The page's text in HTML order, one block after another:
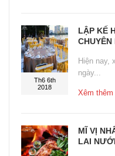
Th6 6th
2018
LẬP KẾ
CHUYÊN
Hiện nay,
ngày...
Xêm thêm
MĨ VỊ
LAI